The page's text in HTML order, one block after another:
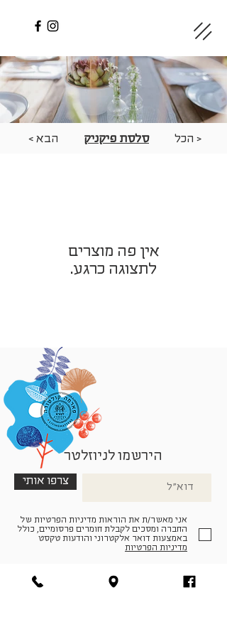
< הכלסלסת פיקניק הבא >
לתצוגה כרגע.
הירשמו לניוזלטר
צרפו אותי
אני מאשר/ת את הוראות מדיניות הפרטיות של
החברה ומסכים לקבלת חומרים פרסומיים, כולל
באמצעות דואר אלקטרוני והודעות טקסט
מדיניות הפרטיות